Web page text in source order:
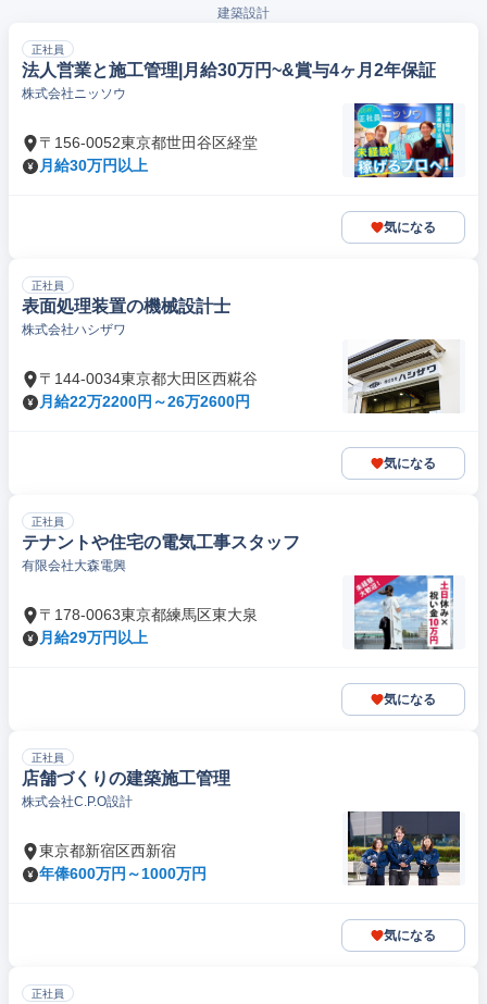
建築設計
正社員
法人営業と施工管理|月給30万円~&賞与4ヶ⽉2年保証
株式会社ニッソウ
〒156-0052東京都世田谷区経堂
月給30万円以上
気になる
正社員
表面処理装置の機械設計士
株式会社ハシザワ
〒144-0034東京都大田区西糀谷
月給22万2200円～26万2600円
気になる
正社員
テナントや住宅の電気工事スタッフ
有限会社大森電興
〒178-0063東京都練馬区東大泉
月給29万円以上
気になる
正社員
店舗づくりの建築施工管理
株式会社C.P.O設計
東京都新宿区西新宿
年俸600万円～1000万円
気になる
正社員